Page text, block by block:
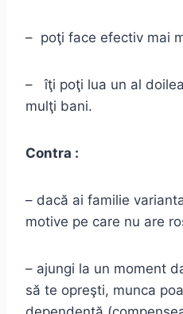
– poţi face efectiv mai
– îţi poţi lua un al
mulţi bani.
Contra :
– dacă ai familie
motive pe care nu are
– ajungi la un moment
să te opreşti, munca